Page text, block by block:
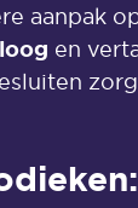
aanpak
en